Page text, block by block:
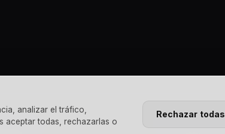
analizar el tráfico,
aceptar todas, rechazarlas o
Rechazar todas